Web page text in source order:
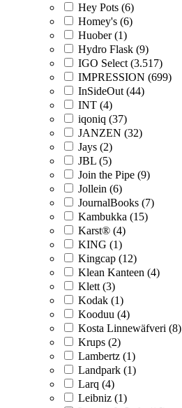
Hey Pots (6)
Homey's (6)
Huober (1)
Hydro Flask (9)
IGO Select (3.517)
IMPRESSION (699)
InSideOut (44)
INT (4)
iqoniq (37)
JANZEN (32)
Jays (2)
JBL (5)
Join the Pipe (9)
Jollein (6)
JournalBooks (7)
Kambukka (15)
Karst® (4)
KING (1)
Kingcap (12)
Klean Kanteen (4)
Klett (3)
Kodak (1)
Kooduu (4)
Kosta Linnewäfveri (8)
Krups (2)
Lambertz (1)
Landpark (1)
Larq (4)
Leibniz (1)